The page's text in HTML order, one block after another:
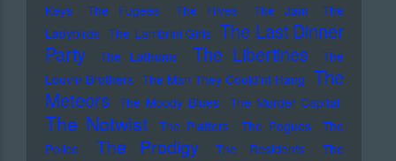
Keys
The Fugees The Hives The Jam
The
Ladybirds The Lambrini Girls The Last Dinner
Party
The Lathums The Libertines
The
Louvin Brothers The Man They Could'nt Hang The
Meteors The Moody Blues The Murder Capital
The Notwist The Platters The Pogues
The
Police
The Prodigy The Residents
The